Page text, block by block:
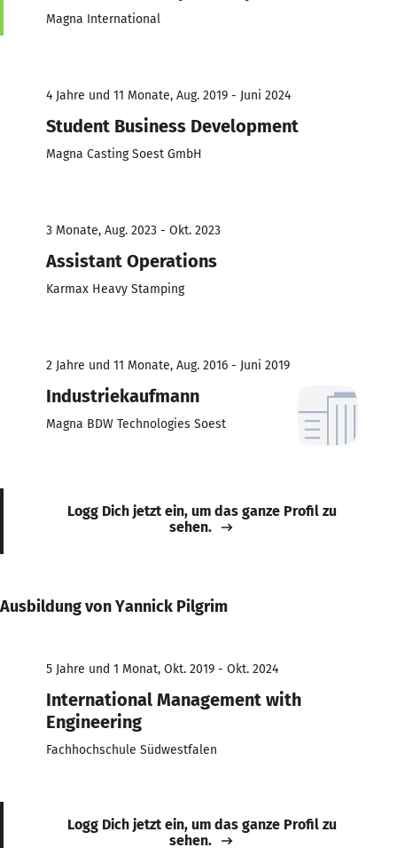
Magna International
4 Jahre und 11 Monate, Aug. 2019 - Juni 2024
Student Business Development
Magna Casting Soest GmbH
3 Monate, Aug. 2023 - Okt. 2023
Assistant Operations
Karmax Heavy Stamping
2 Jahre und 11 Monate, Aug. 2016 - Juni 2019
Industriekaufmann
Magna BDW Technologies Soest
Logg Dich jetzt ein, um das ganze Profil zu
sehen.
Ausbildung von Yannick Pilgrim
5 Jahre und 1 Monat, Okt. 2019 - Okt. 2024
International Management with
Engineering
Fachhochschule Südwestfalen
Logg Dich jetzt ein, um das ganze Profil zu
sehen.